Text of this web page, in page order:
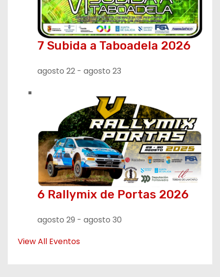
7 Subida a Taboadela 2026
agosto 22 - agosto 23
6 Rallymix de Portas 2026
agosto 29 - agosto 30
View All Eventos